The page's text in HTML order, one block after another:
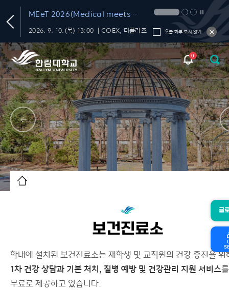
MEeT 2026(Medical meets
Technology 2026)
2026. 9. 10.(목) 13:00 ｜COEX, 더플라츠 오늘 하루 보지 않기
0
글
보건진료소
학내에 설치된 보건진료소는 재학생 및 교직원의 건강 증진을 위
1차 건강 상담과 기본 처치, 질병 예방 및 건강관리 지원 서비스를
무료로 제공하고 있습니다.